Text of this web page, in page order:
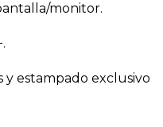
monitor.
y estampado exclusivo